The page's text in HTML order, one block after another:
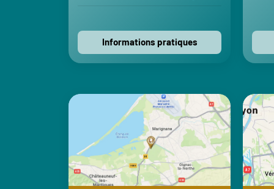
Informations pratiques
Contactez-nous
GRAND SUD
Notre centre de Marignane
Pieme
HORAIRES
Lundi-Vendredi : 8h-12h | 13h30-18h